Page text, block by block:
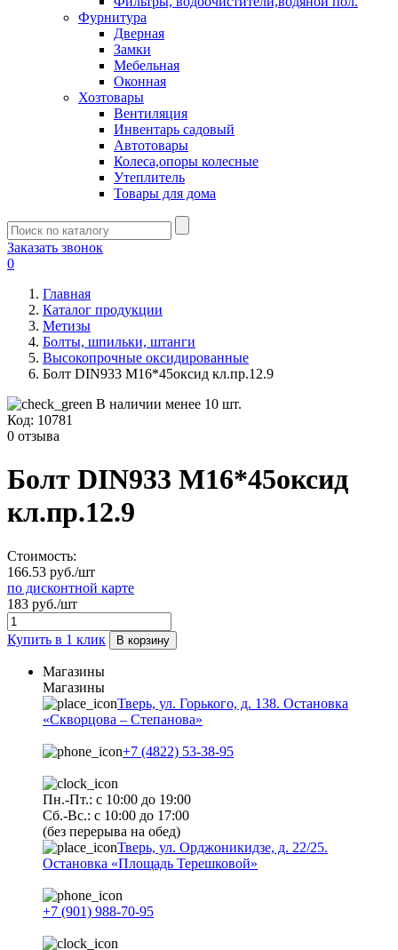
Фурнитура
Дверная
Замки
Мебельная
Оконная
Хозтовары
Вентиляция
Инвентарь садовый
Автотовары
Колеса,опоры колесные
Утеплитель
Товары для дома
Заказать звонок
0
Главная
Каталог продукции
Метизы
Болты, шпильки, штанги
Высокопрочные оксидированные
Болт DIN933 М16*45оксид кл.пр.12.9
В наличии менее 10 шт.
Код: 10781
0 отзыва
Болт DIN933 М16*45оксид
кл.пр.12.9
Стоимость:
166.53 руб./шт
по дисконтной карте
183 руб./шт
Купить в 1 клик В корзину
Магазины
Магазины
Тверь, ул. Горького, д. 138. Остановка
«Скворцова – Степанова»
+7 (4822) 53-38-95
Пн.-Пт.: с 10:00 до 19:00
Сб.-Вс.: с 10:00 до 17:00
(без перерыва на обед)
Тверь, ул. Орджоникидзе, д. 22/25.
Остановка «Площадь Терешковой»
+7 (901) 988-70-95